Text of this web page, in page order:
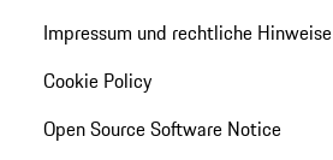
Impressum und rechtliche Hinweise
Cookie Policy
Open Source Software Notice